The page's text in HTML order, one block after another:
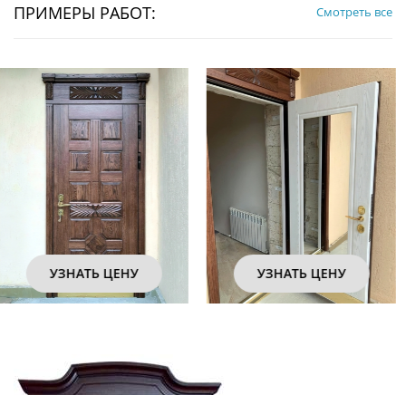
ПРИМЕРЫ РАБОТ: Смотреть все
УЗНАТЬ ЦЕНУ УЗНАТЬ ЦЕНУ